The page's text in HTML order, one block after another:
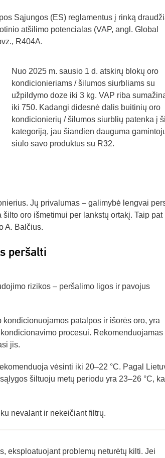
Sąjungos (ES) reglamentus į rinką
atšilimo potencialas (VAP, angl. Global
R404A.
Nuo 2025 m. sausio 1 d. atskirų blokų oro
kondicionieriams / šilumos siurbliams su
užpildymo doze iki 3 kg. VAP riba
iki 750. Kadangi didesnė dalis buitinių oro
kondicionierių / šilumos siurblių patenka į
kategoriją, jau šiandien dauguma
siūlo savo produktus su R32.
Jų privalumas – galimybė lengvai
oro išmetimui per lankstų ortakį. Taip pat
A. Balčius.
peršalti
rizikos – peršalimo ligos ir pavojus
patalpos ir išorės oro, yra
procesui. Rekomenduojamas
jis.
vėsinti iki 20–22 °C. Pagal
šiltuoju metų periodu yra 23–26 °C,
nevalant ir nekeičiant filtrų.
eksploatuojant problemų neturėtų kilti. Jei